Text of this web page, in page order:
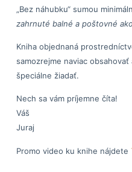
„Bez náhubku“ sumou
zahrnuté balné a poštovné
Kniha objednaná
samozrejme naviac obsahovať
špeciálne žiadať.
Nech sa vám príjemne číta!
Váš
Juraj
Promo video ku knihe nájdete